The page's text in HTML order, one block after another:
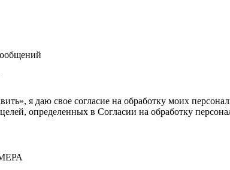
я даю свое согласие на обработку моих
определенных в Согласии на обработку